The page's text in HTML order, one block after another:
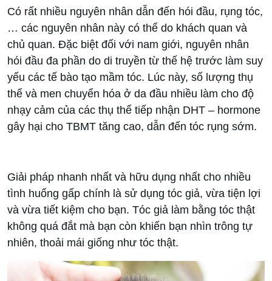
Có rất nhiều nguyên nhân dẫn đến hói đầu, rụng tóc,
… các nguyên nhân này có thể do khách quan và
chủ quan. Đặc biệt đối với nam giới, nguyên nhân
hói đầu đa phần do di truyền từ thế hệ trước làm suy
yếu các tế bào tạo mầm tóc. Lúc này, số lượng thụ
thể và men chuyển hóa ở da đầu nhiều làm cho độ
nhạy cảm của các thụ thể tiếp nhận DHT – hormone
gây hại cho TBMT tăng cao, dẫn đến tóc rụng sớm.
Giải pháp nhanh nhất và hữu dụng nhất cho nhiều
tình huống gấp chính là sử dụng tóc giả, vừa tiện lợi
và vừa tiết kiệm cho bạn. Tóc giả làm bằng tóc thật
không quá đắt mà bạn còn khiến bạn nhìn trông tự
nhiên, thoải mái giống như tóc thật.